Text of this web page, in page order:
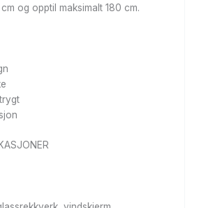
og opptil maksimalt 180 cm.